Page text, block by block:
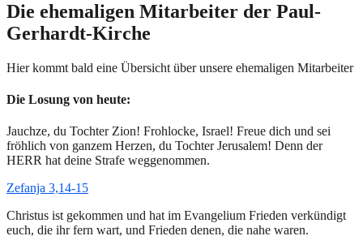
Die ehemaligen Mitarbeiter der Paul-
Gerhardt-Kirche
Hier kommt bald eine Übersicht über unsere ehemaligen Mitarbeiter
Die Losung von heute:
Jauchze, du Tochter Zion! Frohlocke, Israel! Freue dich und sei
fröhlich von ganzem Herzen, du Tochter Jerusalem! Denn der
HERR hat deine Strafe weggenommen.
Zefanja 3,14-15
Christus ist gekommen und hat im Evangelium Frieden verkündigt
euch, die ihr fern wart, und Frieden denen, die nahe waren.